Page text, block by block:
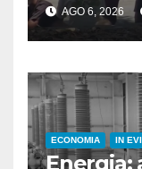
AGO 6, 2026
ECONOMIA IN
Energia: